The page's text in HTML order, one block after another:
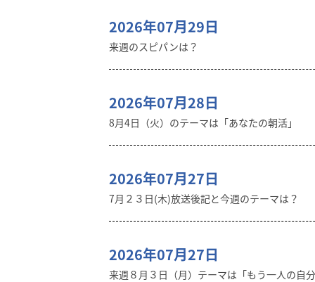
2026年07月29日
来週のスピパンは？
2026年07月28日
8月4日（火）のテーマは「あなたの朝活」
2026年07月27日
7月２３日(木)放送後記と今週のテーマは？
2026年07月27日
来週８月３日（月）テーマは「もう一人の自分